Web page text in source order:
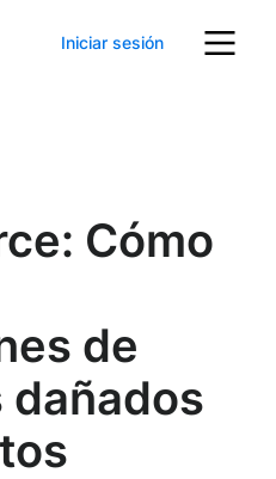
Iniciar sesión
Cómo
de